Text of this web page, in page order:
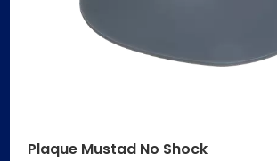
Plaque Mustad No Shock